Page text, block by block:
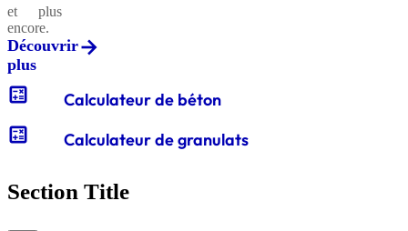
et plus
encore.
Découvrir
plus
calculate Calculateur de béton
calculate Calculateur de granulats
Section Title